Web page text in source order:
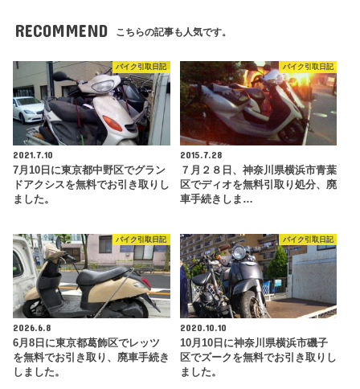
RECOMMEND こちらの記事も人気です。
バイク引取日記
2021.7.10
7月10日に東京都中野区でグラン
ドアクシスを無料でお引き取りし
ました。
バイク引取日記
2015.7.28
７月２８日、神奈川県横浜市青葉
区でディオを無料引取り処分、廃
車手続きしま…
バイク引取日記
2026.6.8
6月8日に東京都葛飾区でレッツ
を無料でお引き取り、廃車手続き
しました。
バイク引取日記
2020.10.10
10月10日に神奈川県横浜市磯子
区でズークを無料でお引き取りし
ました。